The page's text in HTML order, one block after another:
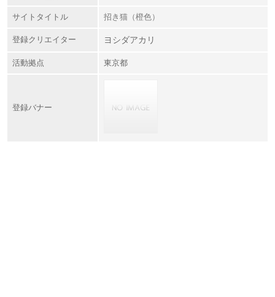
サイトタイトル 招き猫（橙色）
登録クリエイター ヨシダアカリ
活動拠点 東京都
登録バナー